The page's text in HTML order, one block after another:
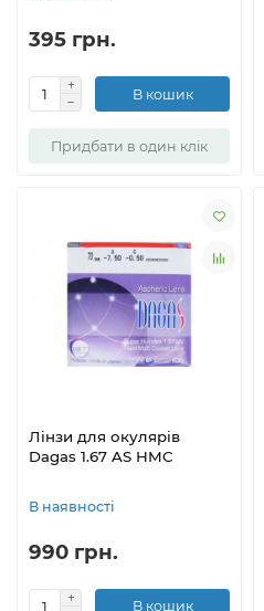
395 грн.
В кошик
Придбати в один клік
Лінзи для окулярів
Dagas 1.67 AS HMC
В наявності
990 грн.
В кошик